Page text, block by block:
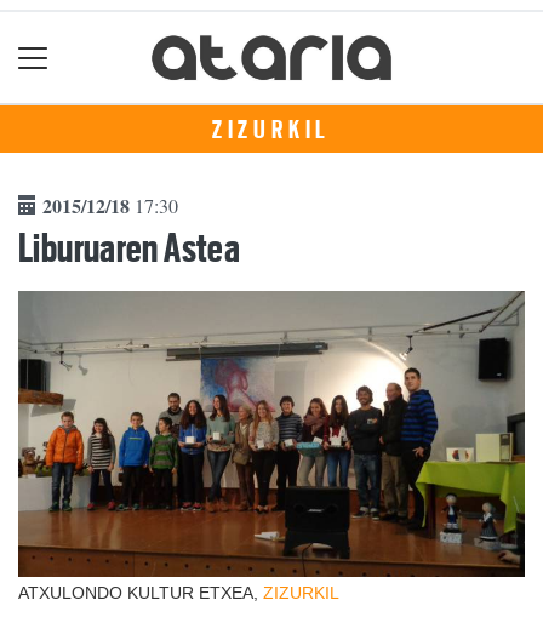
ZIZURKIL
2015/12/18 17:30
Liburuaren Astea
ATXULONDO KULTUR ETXEA, ZIZURKIL